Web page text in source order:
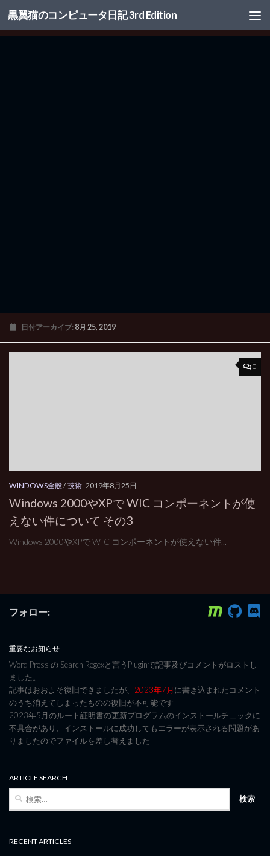
コンテンツへスキップ
黒翼猫のコンピュータ日記 3rd Edition
日付アーカイブ: 8月 25, 2019
0
WINDOWS全般/技術 2019年8月25日
Windows 2000やXPで WIC コンポーネントが使
えない件について その3
Windows 2000やXPで WIC コンポーネントが使えない件...
フォロー:
重要なお知らせ
Word Press の Search Regexと言うPluginで記事及びコメントがロストし
ました。
記事はおおよそ復旧できましたが、 2023年7月に書き込まれたコメント
のうち消えてしまったものの復旧が不可能です
2023年5月のルート証明書の更新プログラムのインストールチェックに
不具合があり、インストールに成功してもエラーが表示される問題があ
りましたのでファイルを差し替えました
ARTICLE SEARCH
RECENT ARTICLES